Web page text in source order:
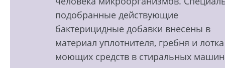
подобранные действующие
бактерицидные добавки внесены в
материал уплотнителя, гребня и
моющих средств в стиральных